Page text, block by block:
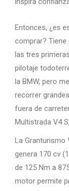
Entonces, ¿es
comprar? Tiene
las tres
pilotaje
la BMW, pero
recorrer
fuera de
Multistrada V4
La Granturismo
genera 170 cv
de 125 Nm a
motor permite